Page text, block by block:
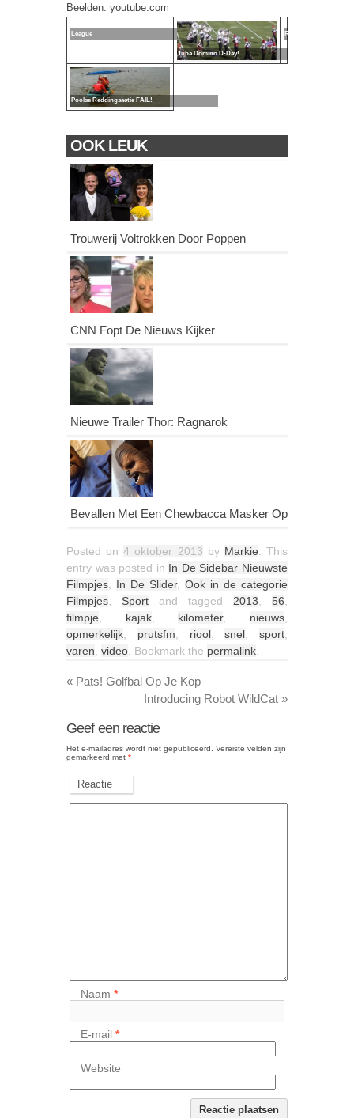
Beelden: youtube.com
Dikke Blunder In De Champions
League
Tuba Domino D-Day!
Rot Puber
Poolse Reddingsactie FAIL!
OOK LEUK
Trouwerij Voltrokken Door Poppen
CNN Fopt De Nieuws Kijker
Nieuwe Trailer Thor: Ragnarok
Bevallen Met Een Chewbacca Masker Op
Posted on 4 oktober 2013 by Markie . This
entry was posted in In De Sidebar Nieuwste
Filmpjes
In De Slider, Ook in de categorie
Filmpjes
Sport and tagged 2013 56
filmpje
kajak, kilometer, nieuws
opmerkelijk
prutsfm riool,snel sport
varen video . Bookmark the permalink
« Pats! Golfbal Op Je Kop
Introducing Robot WildCat »
Geef een reactie
Het e-mailadres wordt niet gepubliceerd.
Vereiste velden zijn
gemarkeerd met *
Reactie
Naam*
E-mail*
Website